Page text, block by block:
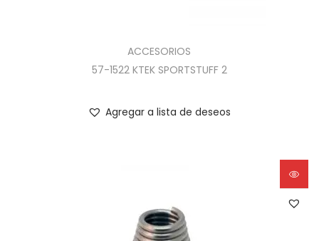
ACCESORIOS
57-1522 KTEK SPORTSTUFF 2
Agregar a lista de deseos